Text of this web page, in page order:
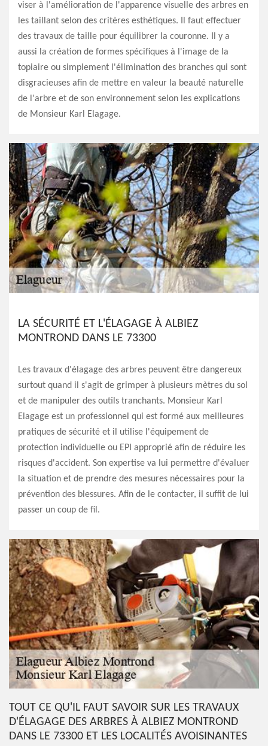
viser à l'amélioration de l'apparence visuelle des arbres en
les taillant selon des critères esthétiques. Il faut effectuer
des travaux de taille pour équilibrer la couronne. Il y a
aussi la création de formes spécifiques à l'image de la
topiaire ou simplement l'élimination des branches qui sont
disgracieuses afin de mettre en valeur la beauté naturelle
de l'arbre et de son environnement selon les explications
de Monsieur Karl Elagage.
LA SÉCURITÉ ET L'ÉLAGAGE À ALBIEZ
MONTROND DANS LE 73300
Les travaux d'élagage des arbres peuvent être dangereux
surtout quand il s'agit de grimper à plusieurs mètres du sol
et de manipuler des outils tranchants. Monsieur Karl
Elagage est un professionnel qui est formé aux meilleures
pratiques de sécurité et il utilise l'équipement de
protection individuelle ou EPI approprié afin de réduire les
risques d'accident. Son expertise va lui permettre d'évaluer
la situation et de prendre des mesures nécessaires pour la
prévention des blessures. Afin de le contacter, il suffit de lui
passer un coup de fil.
TOUT CE QU'IL FAUT SAVOIR SUR LES TRAVAUX
D'ÉLAGAGE DES ARBRES À ALBIEZ MONTROND
DANS LE 73300 ET LES LOCALITÉS AVOISINANTES